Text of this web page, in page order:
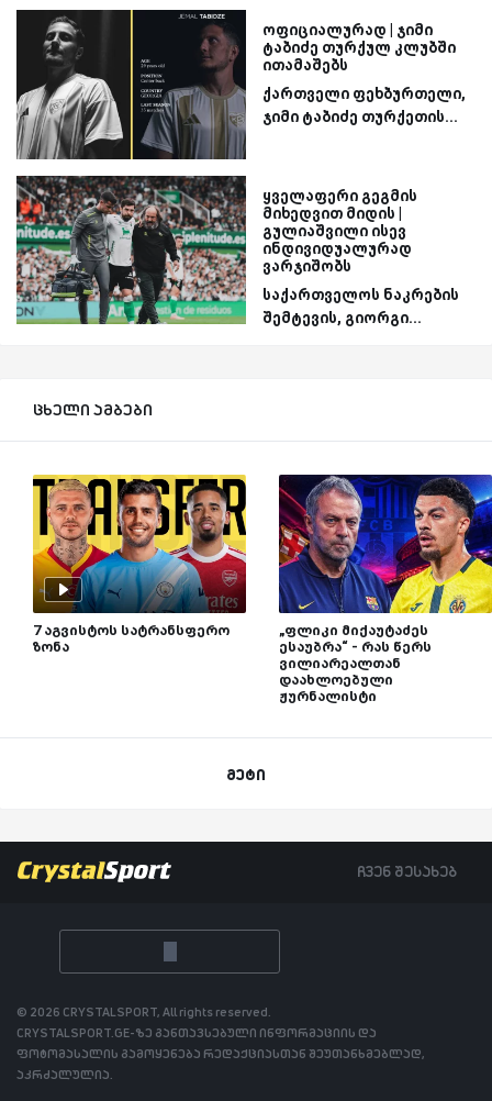
ოფიციალურად | ჯიმი
ტაბიძე თურქულ კლუბში
ითამაშებს
ქართველი ფეხბურთელი,
ჯიმი ტაბიძე თურქეთის...
ყველაფერი გეგმის
მიხედვით მიდის |
გულიაშვილი ისევ
ინდივიდუალურად
ვარჯიშობს
საქართველოს ნაკრების
შემტევის, გიორგი...
ცხელი ამბები
7 აგვისტოს სატრანსფერო
ზონა
„ფლიკი მიქაუტაძეს
ესაუბრა“ - რას წერს
ვილიარეალთან
დაახლოებული
ჟურნალისტი
მეტი
ჩვენ შესახებ
© 2026 CRYSTALSPORT, All rights reserved.
CRYSTALSPORT.GE-ზე განთავსებული ინფორმაციის და
ფოტომასალის გამოყენება რედაქციასთან შეუთანხმებლად,
აკრძალულია.